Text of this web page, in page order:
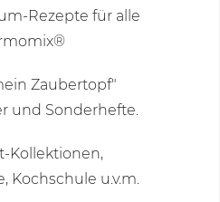
Rezepte für alle
Zaubertopf"
und Sonderhefte.
Kollektionen,
Kochschule u.v.m.